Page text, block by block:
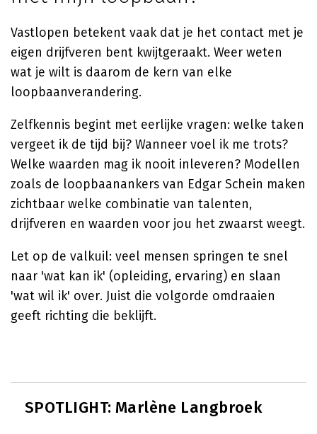
Vastlopen betekent vaak dat je het contact met je
eigen drijfveren bent kwijtgeraakt. Weer weten
wat je wilt is daarom de kern van elke
loopbaanverandering.
Zelfkennis begint met eerlijke vragen: welke taken
vergeet ik de tijd bij? Wanneer voel ik me trots?
Welke waarden mag ik nooit inleveren? Modellen
zoals de loopbaanankers van Edgar Schein maken
zichtbaar welke combinatie van talenten,
drijfveren en waarden voor jou het zwaarst weegt.
Let op de valkuil: veel mensen springen te snel
naar 'wat kan ik' (opleiding, ervaring) en slaan
'wat wil ik' over. Juist die volgorde omdraaien
geeft richting die beklijft.
SPOTLIGHT: Marlène Langbroek